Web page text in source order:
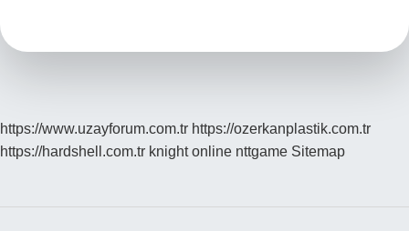
https://www.uzayforum.com.tr https://ozerkanplastik.com.tr
https://hardshell.com.tr knight online nttgame Sitemap